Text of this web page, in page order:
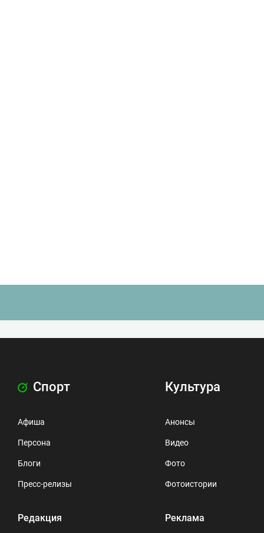
Спорт
Афиша
Персона
Блоги
Пресс-релизы
Редакция
Культура
Анонсы
Видео
Фото
Фотоистории
Реклама